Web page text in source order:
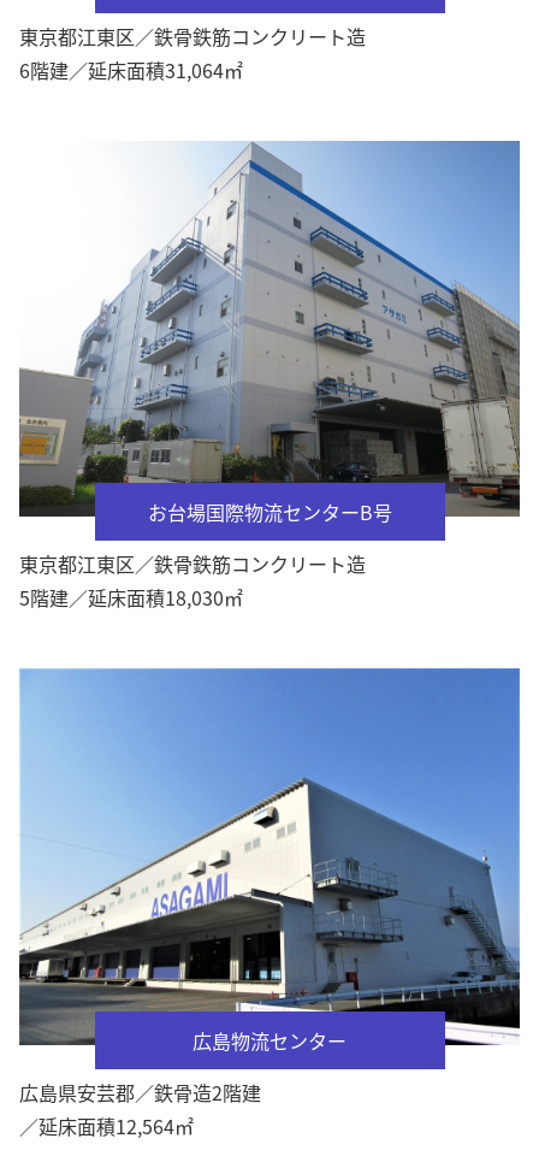
東京都江東区／鉄骨鉄筋コンクリート造
6階建／延床面積31,064㎡
お台場国際物流センターB号
東京都江東区／鉄骨鉄筋コンクリート造
5階建／延床面積18,030㎡
広島物流センター
広島県安芸郡／鉄骨造2階建
／延床面積12,564㎡